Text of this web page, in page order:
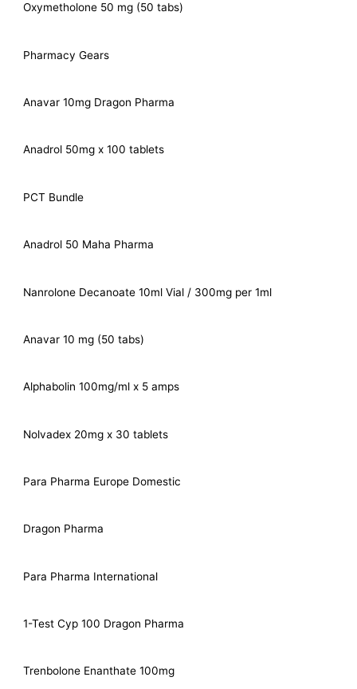
Oxymetholone 50 mg (50 tabs)
Pharmacy Gears
Anavar 10mg Dragon Pharma
Anadrol 50mg x 100 tablets
PCT Bundle
Anadrol 50 Maha Pharma
Nanrolone Decanoate 10ml Vial / 300mg per 1ml
Anavar 10 mg (50 tabs)
Alphabolin 100mg/ml x 5 amps
Nolvadex 20mg x 30 tablets
Para Pharma Europe Domestic
Dragon Pharma
Para Pharma International
1-Test Cyp 100 Dragon Pharma
Trenbolone Enanthate 100mg